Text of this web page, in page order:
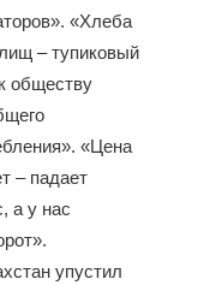
«Хлеба
– тупиковый
обществу
«Цена
– падает
а у нас
упустил